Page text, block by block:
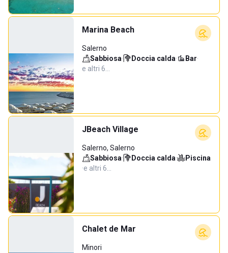
Marina Beach
Salerno
Sabbiosa· Doccia calda· Bar·
e altri 6…
JBeach Village
Salerno, Salerno
Sabbiosa· Doccia calda·
Piscina
·e altri 6…
Chalet de Mar
Minori